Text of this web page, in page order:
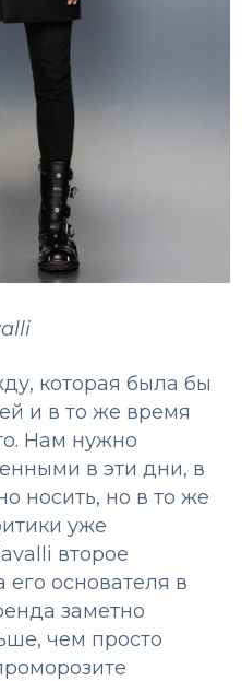
которая была бы
и в то же время
Нам нужно
в эти дни, в
носить, но в то же
уже
второе
основателя в
заметно
чем просто